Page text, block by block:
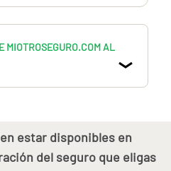
comerciales pueden
engañosa respecto de
que protege a los agentes
MIOTROSEGURO.COM AL
estar disponibles en
del seguro que eligas